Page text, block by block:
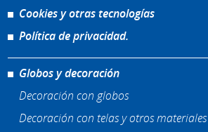
Cookies y otras tecnologías
Política de privacidad.
Globos y decoración
Decoración con globos
Decoración con telas y otros materiales